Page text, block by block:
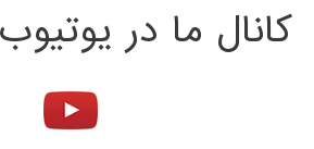
کانال ما در یوتیوب